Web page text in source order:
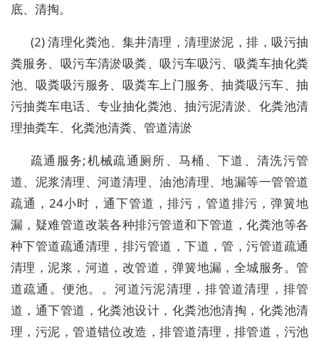
底、清掏。
(2) 清理化粪池、集井清理，清理淤泥，排，吸污抽
粪服务、吸污车清淤吸粪、吸污车吸污、吸粪车抽化粪
池、吸粪吸污服务、吸粪车上门服务、抽粪吸污车、抽
污抽粪车电话、专业抽化粪池、抽污泥清淤、化粪池清
理抽粪车、化粪池清粪、管道清淤
疏通服务;机械疏通厕所、马桶、下道、清洗污管
道、泥浆清理、河道清理、油池清理、地漏等一管管道
疏通，24小时，通下管道，排污，管道排污，弹簧地
漏，疑难管道改装各种排污管道和下管道，化粪池等各
种下管道疏通清理，排污管道，下道，管，污管道疏通
清理，泥浆，河道，改管道，弹簧地漏，全城服务。管
道疏通。便池。。河道污泥清理，排管道清理，排管
道，通下管道，化粪池设计，化粪池池清掏，化粪池清
理，污泥，管道错位改造，排管道清理，排管道，污池